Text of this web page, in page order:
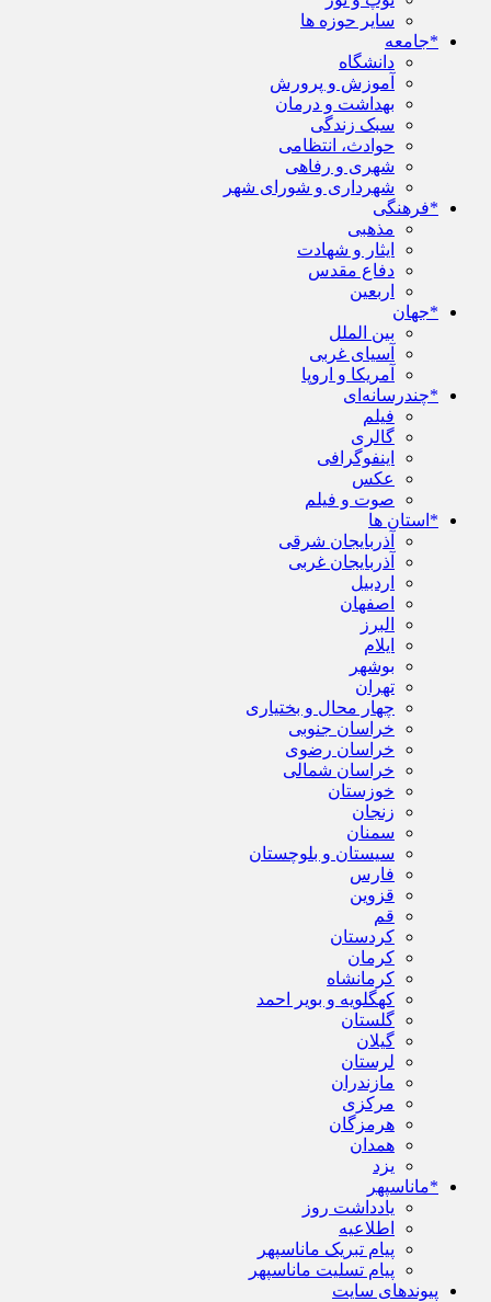
سایر حوزه ها
*جامعه
دانشگاه
آموزش و پرورش
بهداشت و درمان
سبک زندگی
حوادث، انتظامی
شهری و رفاهی
شهرداری و شورای شهر
*فرهنگی
مذهبی
ایثار و شهادت
دفاع مقدس
اربعین
*جهان
بین الملل
آسیای غربی
آمریکا و اروپا
*چندرسانه‌ای
فیلم
گالری
اینفوگرافی
عکس
صوت و فیلم
*استان ها
آذربایجان شرقی
آذربایجان غربی
اردبیل
اصفهان
البرز
ایلام
بوشهر
تهران
چهار محال و بختیاری
خراسان جنوبی
خراسان رضوی
خراسان شمالی
خوزستان
زنجان
سمنان
سیستان و بلوچستان
فارس
قزوین
قم
کردستان
کرمان
کرمانشاه
کهگلویه و بویر احمد
گلستان
گیلان
لرستان
مازندران
مرکزی
هرمزگان
همدان
یزد
*ماناسپهر
یادداشت روز
اطلاعیه
پیام تبریک ماناسپهر
پیام تسلیت ماناسپهر
پیوندهای سایت